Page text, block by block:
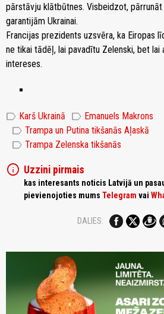
pārstāvju klātbūtnes. Visbeidzot,
garantijām Ukrainai.
Francijas prezidents uzsvēra, ka Eiropas
ne tikai tādēļ, lai pavadītu Zelenski, bet lai
intereses.
label Karš Ukrainā label Emanuels Makrons
label Trampa un Putina tikšanās Aļaskā
label Trampa Zelenska tikšanās
info Uzzini pirmais
kas interesants noticis Latvijā un
pievienojoties mums Telegram vai
DALIES: